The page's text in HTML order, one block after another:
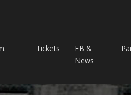
Tickets
FB &
News